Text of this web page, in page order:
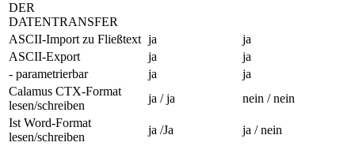
DER
DATENTRANSFER
ASCII-Import zu Fließtext ja
ja
ASCII-Export
ja
ja
- parametrierbar
ja
ja
Calamus CTX-Format
lesen/schreiben
ja / ja
nein / nein
Ist Word-Format
lesen/schreiben
ja /Ja
ja / nein